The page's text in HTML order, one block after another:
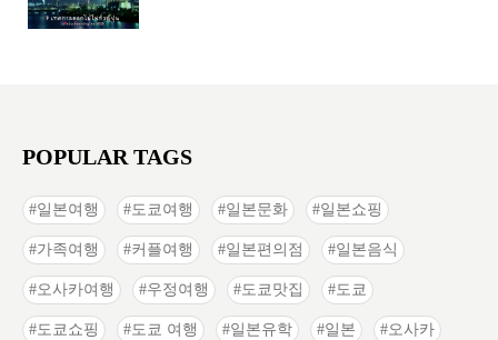
POPULAR TAGS
일본여행 도쿄여행 일본문화 일본쇼핑
가족여행 커플여행 일본편의점 일본음식
오사카여행 우정여행 도쿄맛집 도쿄
도쿄쇼핑 도쿄 여행 일본유학 일본 오사카